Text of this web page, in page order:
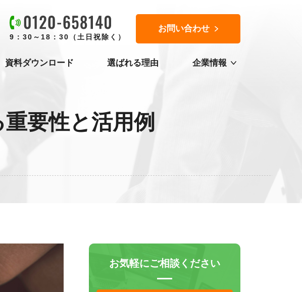
9：30～18：30（土日祝除く）
お問い合わせ
資料ダウンロード 選ばれる理由 企業情報
要性と活用例
お気軽にご相談ください